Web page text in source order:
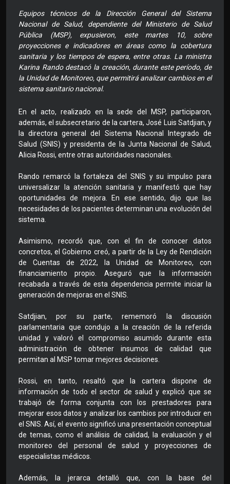
Equipos técnicos de la Dirección General del Sistema
Nacional de Salud, dependiente del Ministerio de Salud
Pública (MSP), expusieron, este martes 10, sobre
proyecciones e indicadores en áreas como la cobertura
sanitaria y los tiempos de espera, entre otras. La ministra
Karina Rando destacó la creación, durante este período, de
la Unidad de Monitoreo, que permitirá analizar cambios en el
sistema sanitario nacional.
En el acto, realizado en la sede del MSP, participaron,
además, el subsecretario de la cartera, José Luis Satdjian, y
la directora general del Sistema Nacional Integrado de
Salud (SNIS) y presidenta de la Junta Nacional de Salud,
Alicia Rossi, entre otras autoridades nacionales.
Rando remarcó la fortaleza del SNIS y su impulso para
universalizar la atención sanitaria y manifestó que hay
oportunidades de mejora. En ese sentido, dijo que las
necesidades de los pacientes determinan una evolución del
sistema.
Asimismo, recordó que, con el fin de conocer datos
concretos, el Gobierno creó, a partir de la Ley de Rendición
de Cuentas de 2022, la Unidad de Monitoreo, con
financiamiento propio. Aseguró que la información
recabada a través de esta dependencia permite iniciar la
generación de mejoras en el SNIS.
Satdjian, por su parte, rememoró la discusión
parlamentaria que condujo a la creación de la referida
unidad y valoró el compromiso asumido durante esta
administración de obtener insumos de calidad que
permitan al MSP tomar mejores decisiones.
Rossi, en tanto, resaltó que la cartera dispone de
información de todo el sector de salud y explicó que se
trabajó de forma conjunta con los prestadores para
mejorar esos datos y analizar los cambios por introducir en
el SNIS. Así, el evento significó una presentación conceptual
de temas, como el análisis de calidad, la evaluación y el
monitoreo del personal de salud y proyecciones de
especialistas médicos.
Además, la jerarca detalló que, con la base del